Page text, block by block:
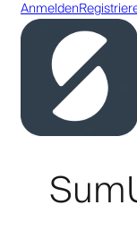
Anmelden